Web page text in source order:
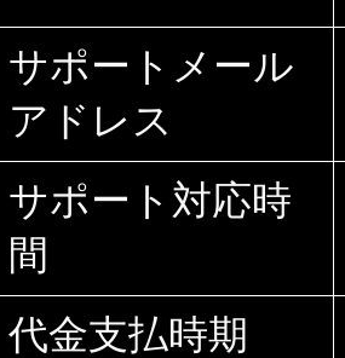
サポートメール
アドレス
サポート対応時
間
代金支払時期